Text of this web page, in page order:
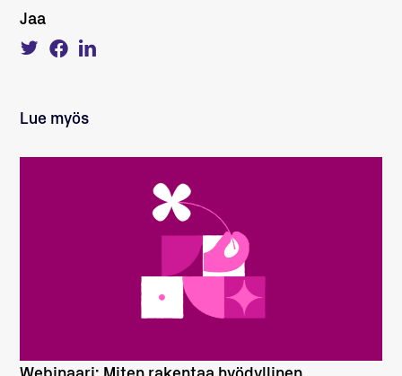
Jaa
Tweet
about
Share
on
Lue myös
LUE LISÄÄ